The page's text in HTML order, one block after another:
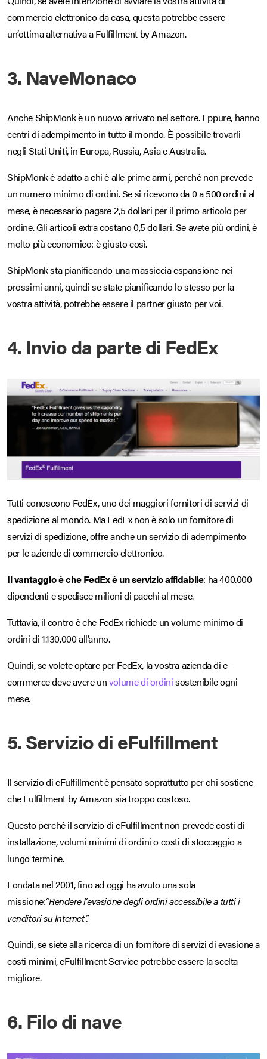
commercio elettronico da casa, questa potrebbe essere
un’ottima alternativa a Fulfillment by Amazon.
3. NaveMonaco
Anche ShipMonk è un nuovo arrivato nel settore. Eppure, hanno
centri di adempimento in tutto il mondo. È possibile trovarli
negli Stati Uniti, in Europa, Russia, Asia e Australia.
ShipMonk è adatto a chi è alle prime armi, perché non prevede
un numero minimo di ordini. Se si ricevono da 0 a 500 ordini al
mese, è necessario pagare 2,5 dollari per il primo articolo per
ordine. Gli articoli extra costano 0,5 dollari. Se avete più ordini, è
molto più economico: è giusto così.
ShipMonk sta pianificando una massiccia espansione nei
prossimi anni, quindi se state pianificando lo stesso per la
vostra attività, potrebbe essere il partner giusto per voi.
4. Invio da parte di FedEx
Tutti conoscono FedEx, uno dei maggiori fornitori di servizi di
spedizione al mondo. Ma FedEx non è solo un fornitore di
servizi di spedizione, offre anche un servizio di adempimento
per le aziende di commercio elettronico.
Il vantaggio è che FedEx è un servizio affidabile: ha 400.000
dipendenti e spedisce milioni di pacchi al mese.
Tuttavia, il contro è che FedEx richiede un volume minimo di
ordini di 1.130.000 all’anno.
Quindi, se volete optare per FedEx, la vostra azienda di e-
commerce deve avere unvolume di ordinisostenibile ogni
mese.
5. Servizio di eFulfillment
Il servizio di eFulfillment è pensato soprattutto per chi sostiene
che Fulfillment by Amazon sia troppo costoso.
Questo perché il servizio di eFulfillment non prevede costi di
installazione, volumi minimi di ordini o costi di stoccaggio a
lungo termine.
Fondata nel 2001, fino ad oggi ha avuto una sola
missione:“Rendere l’evasione degli ordini accessibile a tutti i
venditori su Internet”.
Quindi, se siete alla ricerca di un fornitore di servizi di evasione a
costi minimi, eFulfillment Service potrebbe essere la scelta
migliore.
6. Filo di nave